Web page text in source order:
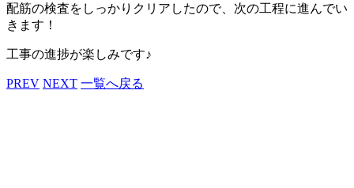
配筋の検査をしっかりクリアしたので、次の工程に進んでい
きます！
工事の進捗が楽しみです♪
PREV NEXT 一覧へ戻る